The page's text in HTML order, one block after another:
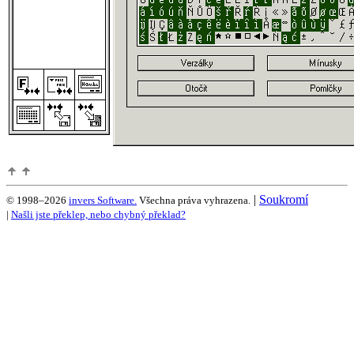
© 1998–2026 invers Software. Všechna práva vyhrazena. | Soukromí
| Našli jste překlep, nebo chybný překlad?